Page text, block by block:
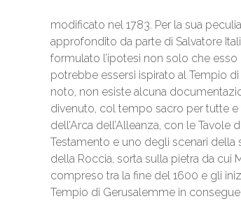
modificato nel 1783. Per la sua
approfondito da parte di Salvatore
formulato l’ipotesi non solo che
potrebbe essersi ispirato al Tempio
noto, non esiste alcuna
divenuto, col tempo sacro per tutte e
dell’Arca dell’Alleanza, con le
Testamento e uno degli scenari della
della Roccia, sorta sulla pietra da cui
compreso tra la fine del 1600 e gli
Tempio di Gerusalemme in